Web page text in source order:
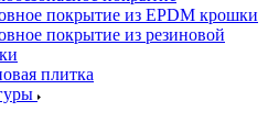
покрытие из EPDM крошки
покрытие из резиновой
плитка